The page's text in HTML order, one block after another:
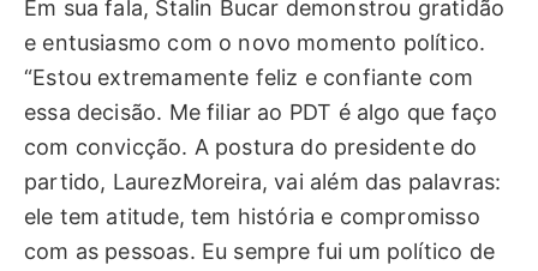
Em sua fala, Stalin Bucar demonstrou gratidão
e entusiasmo com o novo momento político.
“Estou extremamente feliz e confiante com
essa decisão. Me filiar ao PDT é algo que faço
com convicção. A postura do presidente do
partido, LaurezMoreira, vai além das palavras:
ele tem atitude, tem história e compromisso
com as pessoas. Eu sempre fui um político de